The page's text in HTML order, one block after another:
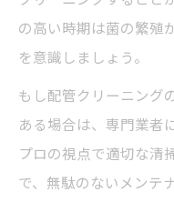
の高い時期は菌の繁殖
を意識しましょう。
もし配管クリーニング
ある場合は、専門業者
プロの視点で適切な清
で、無駄のないメンテ